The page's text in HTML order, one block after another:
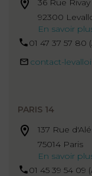
36 Rue Rivay
92300
En savoir
01 47 37 57 80
contact-
PARIS 14
137 Rue
75014 Paris
En savoir
01 45 39 54 09